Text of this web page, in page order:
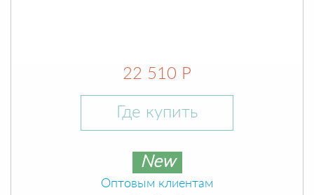
22 510 Р
Где купить
New
Оптовым клиентам